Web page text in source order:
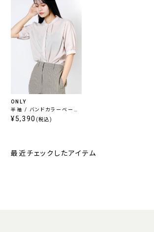
ONLY
半袖 / バンドカラーベージ
ュブラウス
¥5,390 (税込)
最近チェックしたアイテム